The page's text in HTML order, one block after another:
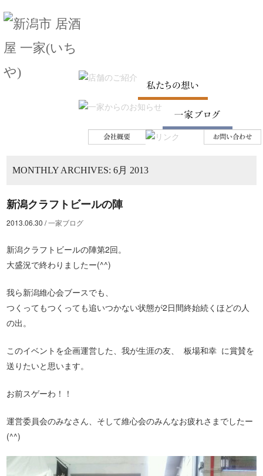
Menu
SKIP TO CONTENT
MONTHLY ARCHIVES:6月 2013
新潟クラフトビールの陣
2013.06.30 /一家ブログ
新潟クラフトビールの陣第2回。
大盛況で終わりましたー(^^)
我ら新潟維心会ブースでも、
つくってもつくっても追いつかない状態が2日間終始続くほどの人
の出。
このイベントを企画運営した、我が生涯の友、 板場和幸 に賞賛を
送りたいと思います。
お前スゲーわ！！
運営委員会のみなさん、そして維心会のみんなお疲れさまでしたー
(^^)